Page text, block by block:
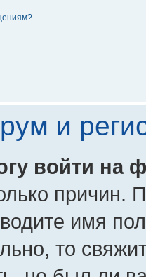
и
войти на
причин.
имя
то